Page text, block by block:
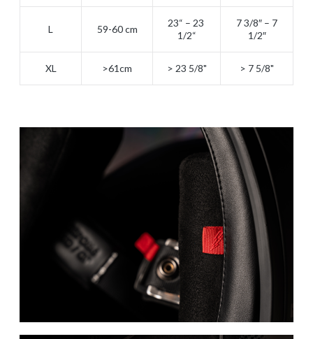
L 59-60 cm
23“ – 23
1/2“
7 3/8″ – 7
1/2″
XL >61cm > 23 5/8" > 7 5/8"